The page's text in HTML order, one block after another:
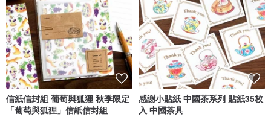
信紙信封組 葡萄與狐狸 秋季限定
「葡萄與狐狸」信紙信封組
感謝小貼紙 中國茶系列 貼紙35枚
入 中國茶具